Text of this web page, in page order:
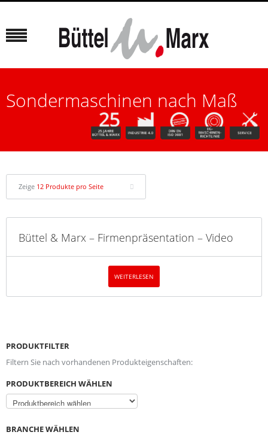
Sondermaschinen nach Maß
Zeige 12 Produkte pro Seite
Büttel & Marx – Firmenpräsentation – Video
WEITERLESEN
PRODUKTFILTER
Filtern Sie nach vorhandenen Produkteigenschaften:
PRODUKTBEREICH WÄHLEN
BRANCHE WÄHLEN